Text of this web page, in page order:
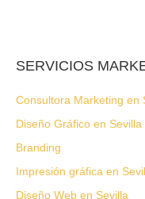
SERVICIOS
Consultora Marketing en
Diseño Gráfico en Sevilla
Branding
Impresión gráfica en
Diseño Web en Sevilla